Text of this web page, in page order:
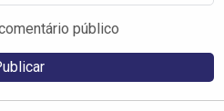
público